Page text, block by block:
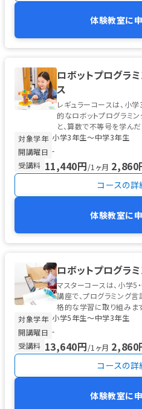
体験教室に
ロボットプログラ
ス
レギュラーコースは、小
的なロボットプログラミ
と、算数で不等号を学ん
な思考の土台が整う時期。
対象学年 小学3年生〜中学3年生
開講曜日 -
受講料 11,440円/1ヶ月 2,860
コースの詳
体験教室に
ロボットプログラ
マスターコースは、小学5
講座で、プログラミング言
格的な学習に取り組みます。 レギュラーコースでスクラ
プログラ...
対象学年 小学5年生〜中学3年生
開講曜日 -
受講料 13,640円/1ヶ月 2,860
コースの詳
体験教室に